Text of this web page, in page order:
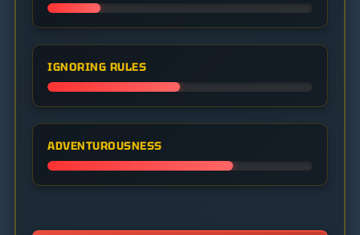
IGNORING RULES
ADVENTUROUSNESS